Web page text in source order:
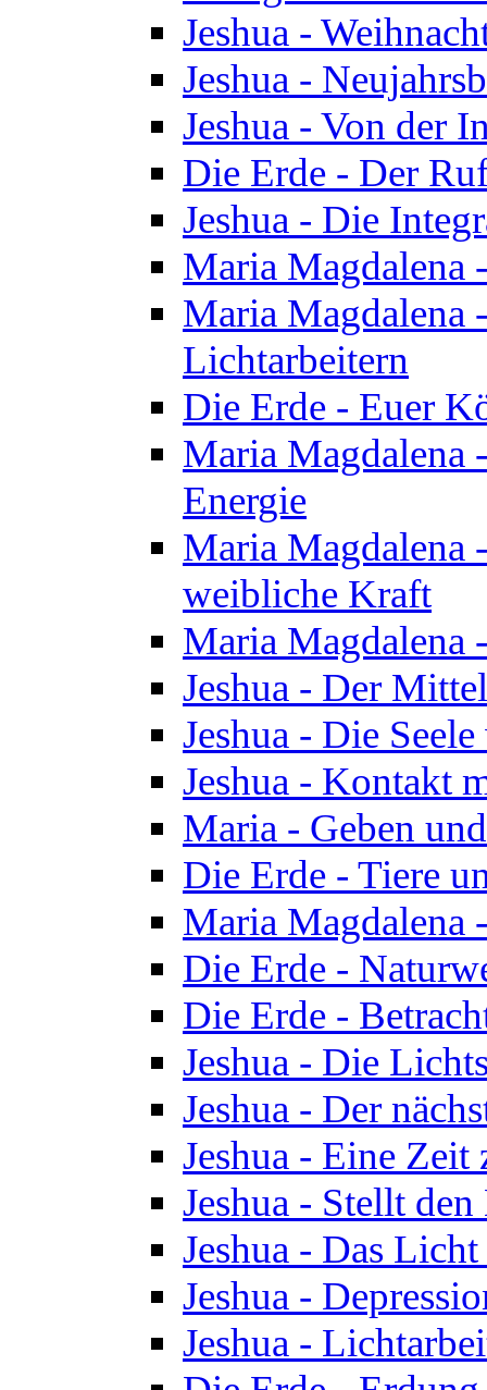
Jeshua -
Jeshua -
Jeshua - Von der
Die Erde - Der
Jeshua - Die
Maria Magdalena
Maria Magdalena
Lichtarbeitern
Die Erde - Euer
Maria Magdalena
Energie
Maria Magdalena
weibliche Kraft
Maria Magdalena
Jeshua - Der
Jeshua - Die
Jeshua - Kontakt
Maria - Geben
Die Erde - Tiere
Maria Magdalena
Die Erde -
Die Erde -
Jeshua - Die
Jeshua - Der
Jeshua - Eine Zeit
Jeshua - Stellt
Jeshua - Das
Jeshua -
Jeshua -